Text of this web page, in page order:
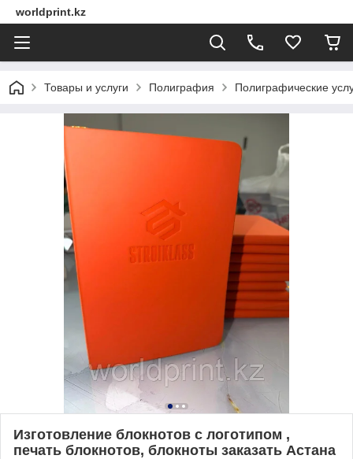
worldprint.kz
Товары и услуги Полиграфия Полиграфические
Изготовление блокнотов с логотипом ,
печать блокнотов, блокноты заказать Астана